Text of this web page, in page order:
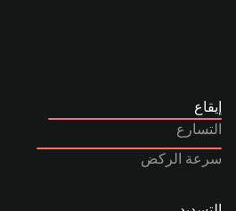
إيقاع
التسارع
سرعة الركض